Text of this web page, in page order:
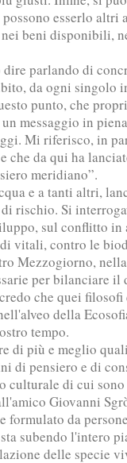
esserlo altri
beni disponibili,
parlando di
da ogni singolo
punto, che
messaggio in
Mi riferisco, in
che da qui ha
meridiano”.
e a tanti altri,
rischio. Si
sul conflitto in
vitali, contro le
Mezzogiorno,
per bilanciare il
che quei
della
tempo.
di più e meglio
di pensiero e di
culturale di cui
Giovanni
da
subendo l'intero
delle specie